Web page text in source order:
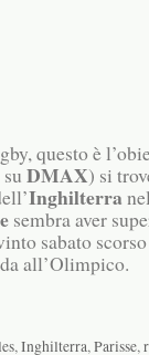
questo è
DMAX) si
Inghilterra
sembra aver
sabato
all’Olimpico.
,Inghilterra,Parisse,